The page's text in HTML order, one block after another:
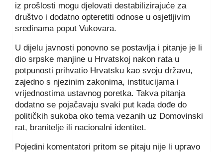
iz prošlosti mogu djelovati destabilizirajuće za
društvo i dodatno opteretiti odnose u osjetljivim
sredinama poput Vukovara.
U dijelu javnosti ponovno se postavlja i pitanje je li
dio srpske manjine u Hrvatskoj nakon rata u
potpunosti prihvatio Hrvatsku kao svoju državu,
zajedno s njezinim zakonima, institucijama i
vrijednostima ustavnog poretka. Takva pitanja
dodatno se pojačavaju svaki put kada dođe do
političkih sukoba oko tema vezanih uz Domovinski
rat, branitelje ili nacionalni identitet.
Pojedini komentatori pritom se pitaju nije li upravo